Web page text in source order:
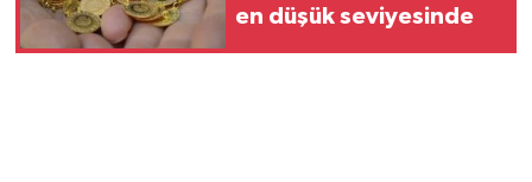
en düşük seviyesinde